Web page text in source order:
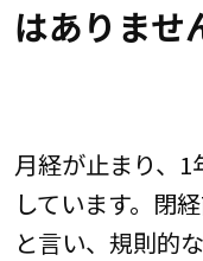
はありませ
月経が止まり、
しています。閉
と言い、規則的